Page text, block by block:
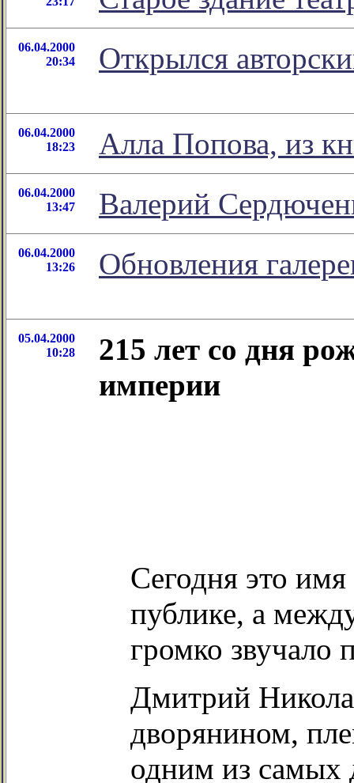
06.04.2000
20:34
Открылся
06.04.2000
18:23
Алла Попова, из
06.04.2000
13:47
Валерий
06.04.2000
13:26
Обновления
05.04.2000
10:28
215 лет со дня
империи
Сегодня это
публике, а
громко звучало
Дмитрий
дворянином,
одним из самых